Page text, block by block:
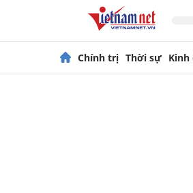
Chính trị Thời sự Kinh